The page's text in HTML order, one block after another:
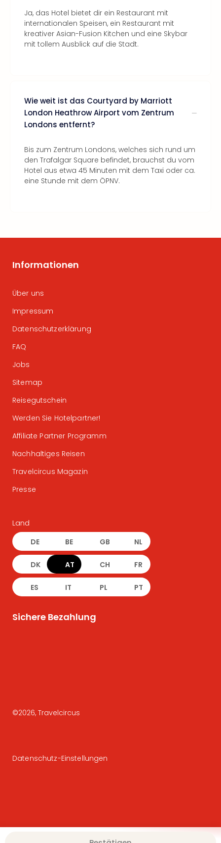
Ja, das Hotel bietet dir ein Restaurant mit
internationalen Speisen, ein Restaurant mit
kreativer Asian-Fusion Kitchen und eine Skybar
mit tollem Ausblick auf die Stadt.
Wie weit ist das Courtyard by Marriott
London Heathrow Airport vom Zentrum
Londons entfernt?
Bis zum Zentrum Londons, welches sich rund um
den Trafalgar Square befindet, brauchst du vom
Hotel aus etwa 45 Minuten mit dem Taxi oder ca.
eine Stunde mit dem ÖPNV.
Informationen
Über uns
Impressum
Datenschutzerklärung
FAQ
Jobs
Sitemap
Reisegutschein
Werden Sie Hotelpartner!
Affiliate Partner Programm
Nachhaltiges Reisen
Travelcircus Magazin
Presse
Land
DE BE GB NL
DK AT CH FR
ES IT PL PT
Sichere Bezahlung
©2026, Travelcircus
Datenschutz-Einstellungen